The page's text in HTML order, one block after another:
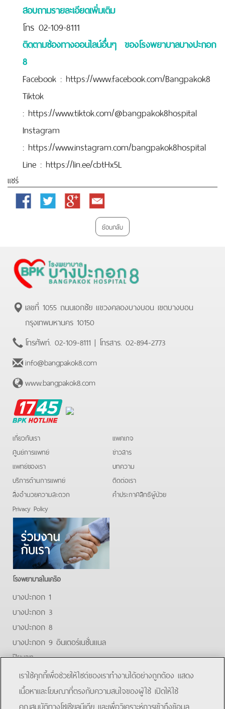
สอบถามรายละเอียดเพิ่มเติม
โทร 02-109-8111
ติดตามช่องทางออนไลน์อื่นๆ ของโรงพยาบาลบางปะกอก
8
Facebook : https://www.facebook.com/Bangpakok8
Tiktok
: https://www.tiktok.com/@bangpakok8hospital
Instagram
: https://www.instagram.com/bangpakok8hospital
Line : https://lin.ee/cbtHx5L
แชร์
Facebook Twitter
Google
Email
ย้อนกลับ
เลขที่ 1055 ถนนเอกชัย แขวงคลองบางบอน เขตบางบอน
กรุงเทพมหานคร 10150
โทรศัพท์. 02-109-8111 | โทรสาร. 02-894-2773
info@bangpakok8.com
www.bangpakok8.com
BPK
Hotline
เกี่ยวกับเรา
ศูนย์การแพทย์
แพทย์ของเรา
บริการด้านการแพทย์
สิ่งอำนวยความสะดวก
Privacy Policy
แพคเกจ
ข่าวสาร
บทความ
ติดต่อเรา
คําประกาศสิทธิผู้ป่วย
โรงพยาบาลในเครือ
บางปะกอก 1
บางปะกอก 3
บางปะกอก 8
บางปะกอก 9 อินเตอร์เนชั่นแนล
ปิยะเวท
บางปะกอก-รังสิต 2
บางปะกอกสมุทรปราการ
FacebookYoutube
เราใช้คุกกี้เพื่อช่วยให้ไซต์ของเราทำงานได้อย่างถูกต้อง แสดง
เนื้อหาและโฆษณาที่ตรงกับความสนใจของผู้ใช้ เปิดให้ใช้
คุณสมบัติทางโซเชียลมีเดีย และเพื่อวิเคราะห์การเข้าถึงข้อมูล